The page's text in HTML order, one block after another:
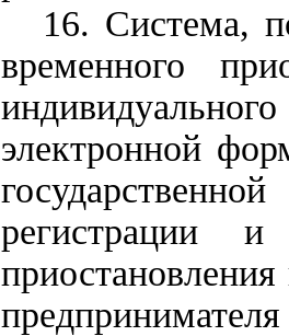
16. Система,
временного
электронной
регистрации